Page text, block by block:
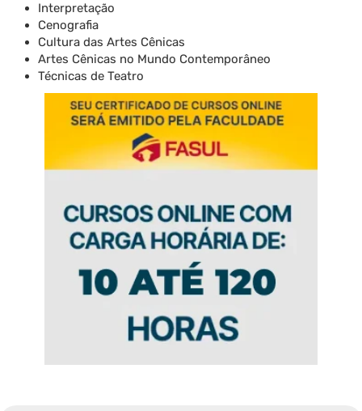
Interpretação
Cenografia
Cultura das Artes Cênicas
Artes Cênicas no Mundo Contemporâneo
Técnicas de Teatro